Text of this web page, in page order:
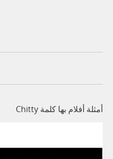
أمثلة أفلام بها كلمة Chitty